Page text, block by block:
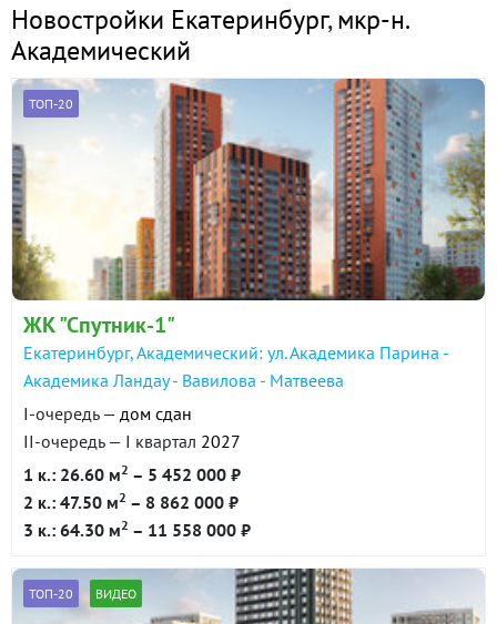
Новостройки Екатеринбург,мкр-н.
Академический
ТОП-20
ЖК "Спутник-1"
Екатеринбург, Академический: ул. Академика Парина -
Академика Ландау - Вавилова - Матвеева
I-очередь — дом сдан
II-очередь — I квартал 2027
1 к.: 26.60 м2 – 5 452 000 ₽
2 к.: 47.50 м2 – 8 862 000 ₽
3 к.: 64.30 м2 – 11 558 000 ₽
ТОП-20 ВИДЕО